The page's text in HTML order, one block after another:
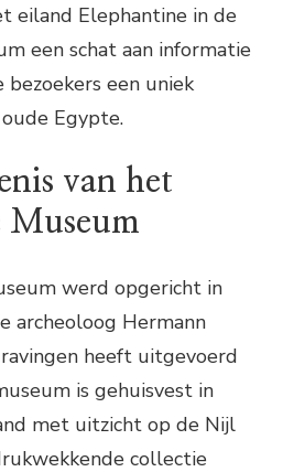
eiland Elephantine in de
een schat aan informatie
een uniek
Egypte.
van het
Museum
werd opgericht in
archeoloog Hermann
heeft uitgevoerd
is gehuisvest in
met uitzicht op de Nijl
collectie